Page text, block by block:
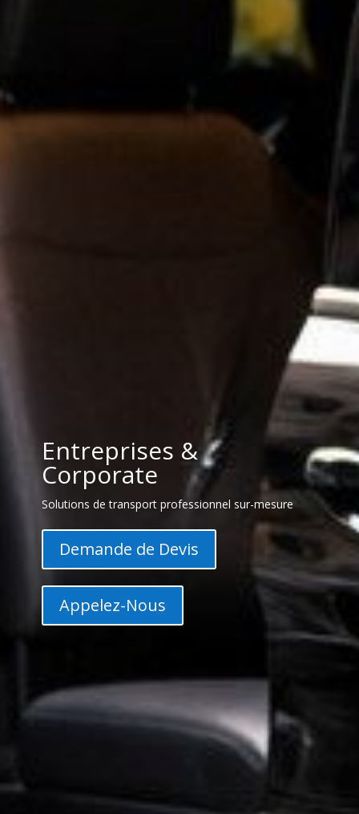
Entreprises &
Corporate
Solutions de transport professionnel sur-mesure
Demande de Devis
Appelez-Nous